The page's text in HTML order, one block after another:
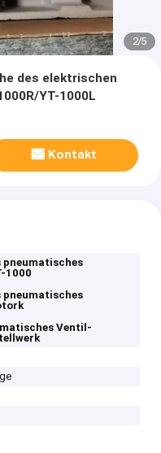
2/5
des elektrischen
YT-1000L
Kontakt
pneumatisches
1000
pneumatisches
Ventil-